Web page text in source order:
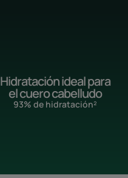
Hidratación ideal para
el cuero cabelludo
93% de hidratación²